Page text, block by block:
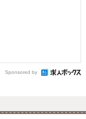
Sponsored by